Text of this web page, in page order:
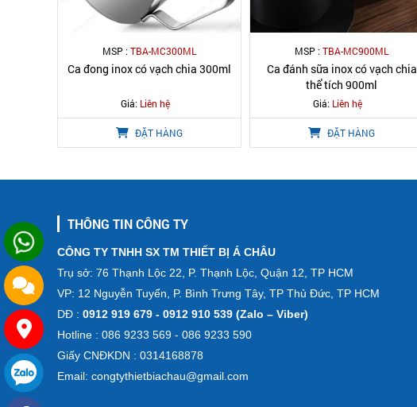
MSP :TBA-MC300ML
Ca đong inox có vạch chia 300ml
Giá: Liên hệ
ĐẶT HÀNG
MSP :TBA-MC900ML
Ca đánh sữa inox có vạch chia
thể tích 900ml
Giá: Liên hệ
ĐẶT HÀNG
THÔNG TIN CÔNG TY
CÔNG TY TNHH SX TM THIẾT BỊ Á CHÂU
Trụ sở: 76 Thạnh Lộc 22, P. Thạnh Lộc, Quận 12, TP HCM
VP: 12 Nguyễn Tuyển, P. Bình Trưng Tây, TP Thủ Đức, TP HCM
DĐ : 0912 919 679 - 0912 910 539 (Zalo – Viber)
Hotline : 086 9233 569 - 086 9233 590
Giấy CNĐKDN : 0314168878
Email: congtythietbiachau@gmail.com